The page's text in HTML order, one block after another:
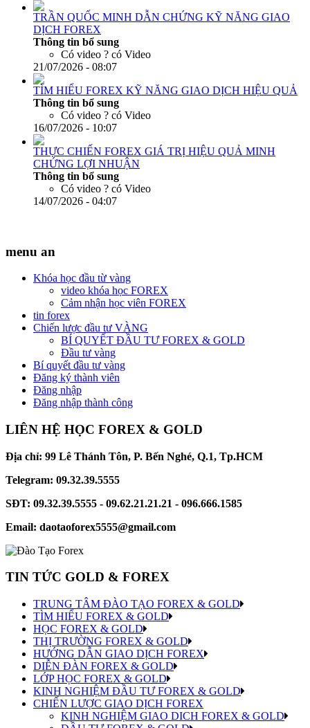
TRẦN QUỐC MINH DẪN CHỨNG KỸ NĂNG GIAO
DỊCH FOREX
Thông tin bổ sung
Có video ? có Video
21/07/2026 - 08:07
TÌM HIỂU FOREX KỸ NĂNG GIAO DỊCH HIỆU QUẢ
Thông tin bổ sung
Có video ? có Video
16/07/2026 - 10:07
THỰC CHIẾN FOREX GIÁ TRỊ HIỆU QUẢ MINH
CHỨNG LỢI NHUẬN
Thông tin bổ sung
Có video ? có Video
14/07/2026 - 04:07
menu an
Khóa học đầu từ vàng
video khóa học FOREX
Cảm nhận học viên FOREX
tin forex
Chiến lược đầu tư VÀNG
BÍ QUYẾT ĐẦU TƯ FOREX & GOLD
Đầu tư vàng
Bí quyết đầu tư vàng
Đăng ký thành viên
Đăng nhập
Đăng nhập thành công
LIÊN HỆ HỌC FOREX & GOLD
Địa chỉ: 99 Lê Thánh Tôn, P. Bến Nghé, Q.1, Tp.HCM
Telegram: 09.32.39.5555
SĐT: 09.32.39.5555 - 09.62.21.21.21 - 096.666.1585
Email: daotaoforex5555@gmail.com
TIN TỨC GOLD & FOREX
TRUNG TÂM ĐÀO TẠO FOREX & GOLD
TÌM HIỂU FOREX & GOLD
HỌC FOREX & GOLD
THỊ TRƯỜNG FOREX & GOLD
HƯỚNG DẪN GIAO DỊCH FOREX
DIỄN ĐÀN FOREX & GOLD
LỚP HỌC FOREX & GOLD
KINH NGHIỆM ĐẦU TƯ FOREX & GOLD
CHIẾN LƯỢC GIAO DỊCH FOREX
KINH NGHIỆM GIAO DICH FOREX & GOLD